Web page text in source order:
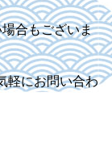
合もございま
軽にお問い合わ